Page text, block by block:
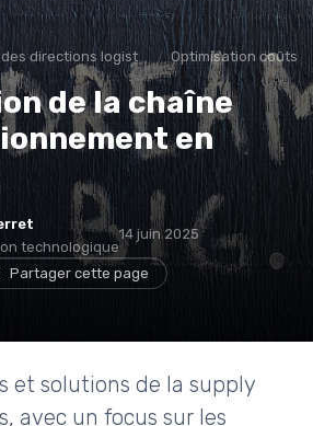
directions logistiques Optimisation coûts
de la chaîne
en
technologique
14 juin 2025
Partager cette page
et solutions de la supply
avec un focus sur les